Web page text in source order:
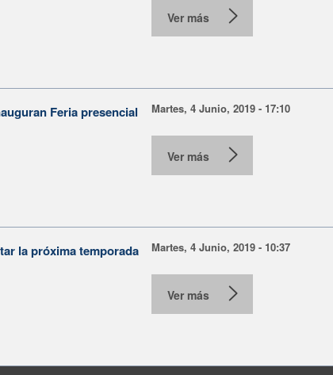
Ver más
Feria presencial
Martes, 4 Junio, 2019 - 17:10
Ver más
la próxima temporada
Martes, 4 Junio, 2019 - 10:37
Ver más